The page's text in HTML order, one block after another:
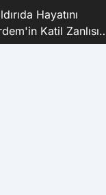
Hayatını
Katil Zanlısı